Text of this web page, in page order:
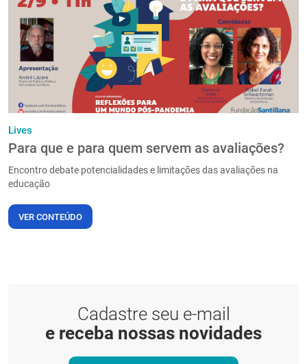
PT
Lives
Para que e para quem servem as avaliações?
Encontro debate potencialidades e limitações das avaliações na
educação
VER CONTEÚDO
Cadastre seu e-mail
e receba nossas novidades